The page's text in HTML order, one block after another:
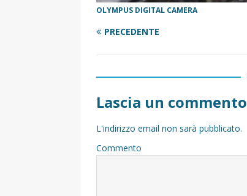
OLYMPUS DIGITAL CAMERA
PRECEDENTE
Lascia un commento
L'indirizzo email non sarà pubblicato.
Commento